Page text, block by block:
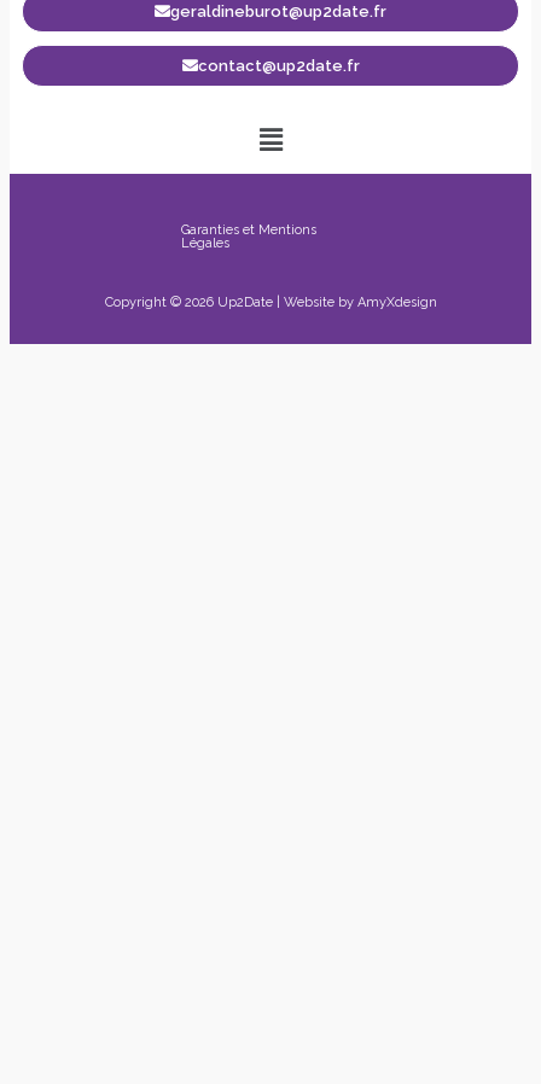
geraldineburot@up2date.fr
contact@up2date.fr
Garanties et Mentions
Légales
Copyright © 2026 Up2Date | Website by AmyXdesign